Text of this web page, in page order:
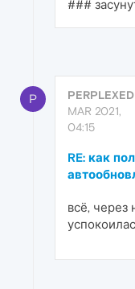
###
P PERPLEXED
MAR 2021,
04:15
RE: как
всё, через